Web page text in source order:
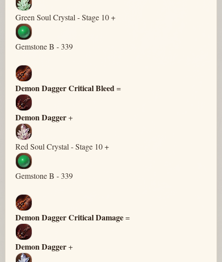
Green Soul Crystal - Stage 10 +
Gemstone B - 339
Demon Dagger Critical Bleed =
Demon Dagger+
Red Soul Crystal - Stage 10 +
Gemstone B - 339
Demon Dagger Critical Damage=
Demon Dagger+